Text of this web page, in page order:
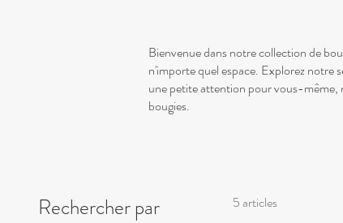
Bienvenue dans notre collection de
n'importe quel espace. Explorez notre
une petite attention pour vous-même,
bougies.
Rechercher par 5 articles